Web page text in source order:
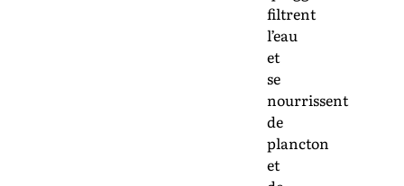
filtrent
l’eau
et
se
nourrissent
de
plancton
et